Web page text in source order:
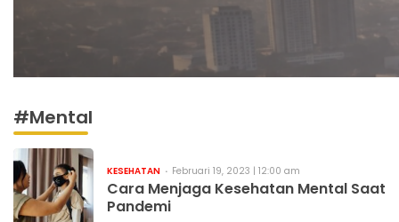
#Mental
KESEHATAN Februari 19, 2023 | 12:00 am
Cara Menjaga Kesehatan Mental Saat
Pandemi